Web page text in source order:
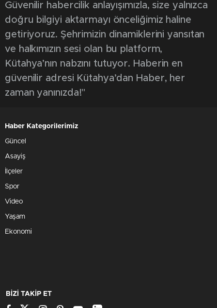
Güvenilir habercilik anlayışımızla, size yalnızca
doğru bilgiyi aktarmayı önceliğimiz haline
getiriyoruz. Şehrimizin dinamiklerini yansıtan
ve halkımızın sesi olan bu platform,
Kütahya’nın nabzını tutuyor. Haberin en
güvenilir adresi Kütahya’dan Haber, her
zaman yanınızda!"
Haber Kategorilerimiz
Güncel
Asayiş
İlçeler
Spor
Video
Yaşam
Ekonomi
BİZİ TAKİP ET